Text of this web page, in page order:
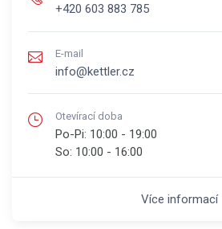
+420 603 883 785
E-mail
info@kettler.cz
Otevírací doba
Po-Pi: 10:00 - 19:00
So: 10:00 - 16:00
Více informací